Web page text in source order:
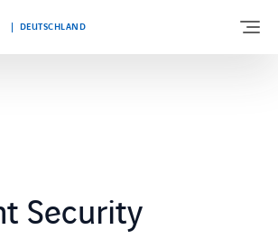
DEUTSCHLAND
Security